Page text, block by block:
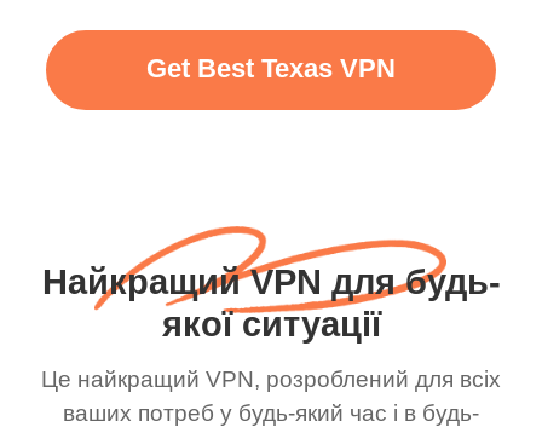
Get Best Texas VPN
Найкращий VPN для будь-
якої ситуації
Це найкращий VPN, розроблений для всіх
ваших потреб у будь-який час і в будь-